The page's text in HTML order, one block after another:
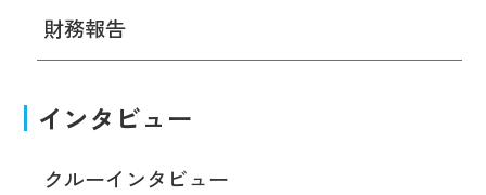
財務報告
インタビュー
クルーインタビュー